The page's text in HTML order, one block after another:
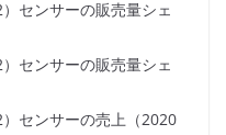
センサーの販売量シェ
センサーの販売量シェ
センサーの売上（2020